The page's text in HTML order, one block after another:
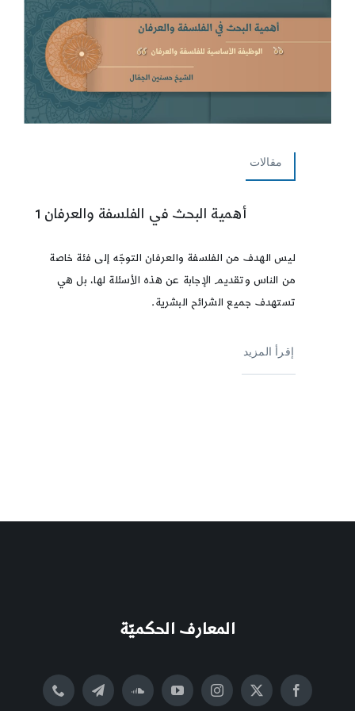
مقالات
أهمية البحث في الفلسفة والعرفان 1
ليس الهدف من الفلسفة والعرفان التوجّه إلى فئة خاصة
من الناس وتقديم الإجابة عن هذه الأسئلة لها، بل هي
تستهدف جميع الشرائح البشرية.
إقرأ المزيد
المعارف الحكميّة